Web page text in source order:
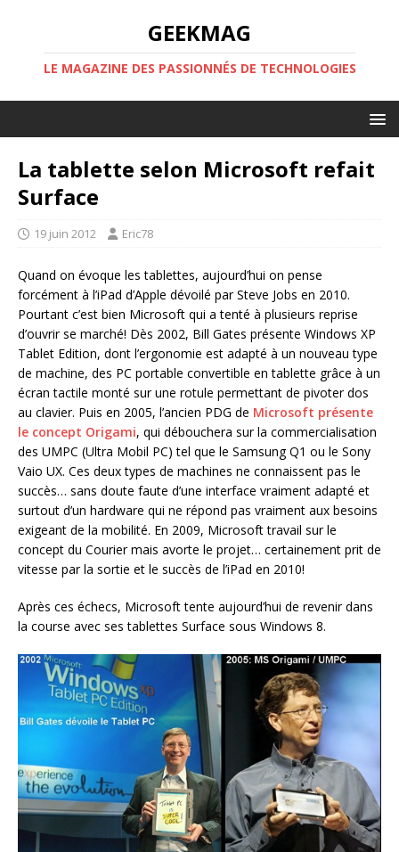
GEEKMAG
LE MAGAZINE DES PASSIONNÉS DE TECHNOLOGIES
La tablette selon Microsoft refait
Surface
19 juin 2012 Eric78
Quand on évoque les tablettes, aujourd’hui on pense
forcément à l’iPad d’Apple dévoilé par Steve Jobs en 2010.
Pourtant c’est bien Microsoft qui a tenté à plusieurs reprise
d’ouvrir se marché! Dès 2002, Bill Gates présente Windows XP
Tablet Edition, dont l’ergonomie est adapté à un nouveau type
de machine, des PC portable convertible en tablette grâce à un
écran tactile monté sur une rotule permettant de pivoter dos
au clavier. Puis en 2005, l’ancien PDG de Microsoft présente
le concept Origami, qui débouchera sur la commercialisation
des UMPC (Ultra Mobil PC) tel que le Samsung Q1 ou le Sony
Vaio UX. Ces deux types de machines ne connaissent pas le
succès… sans doute faute d’une interface vraiment adapté et
surtout d’un hardware qui ne répond pas vraiment aux besoins
exigeant de la mobilité. En 2009, Microsoft travail sur le
concept du Courier mais avorte le projet… certainement prit de
vitesse par la sortie et le succès de l’iPad en 2010!
Après ces échecs, Microsoft tente aujourd’hui de revenir dans
la course avec ses tablettes Surface sous Windows 8.